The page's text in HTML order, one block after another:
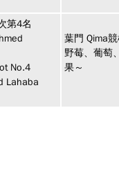
第4名
No.4
Lahaba
葉門 Qima
野莓、葡萄
果～